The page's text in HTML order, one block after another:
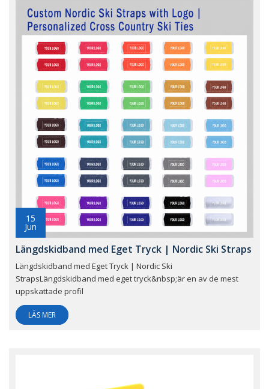
15
Jun
Längdskidband med Eget Tryck | Nordic Ski Straps
Längdskidband med Eget Tryck | Nordic Ski
StrapsLängdskidband med eget tryck&nbsp;är en av de mest
uppskattade profil
LÄS MER